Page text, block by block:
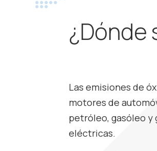
¿Dónde
Las emisiones de
motores de
petróleo, gasóleo y
eléctricas.